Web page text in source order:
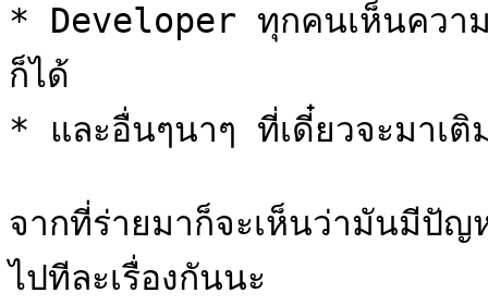
* Developer ทุกคนเห็นควา
ก็ได้
* และอื่นๆนาๆ ที่เดี๋ยวจะมาเติ
จากที่ร่ายมาก็จะเห็นว่ามันมีปัญ
ไปทีละเรื่องกันนะ